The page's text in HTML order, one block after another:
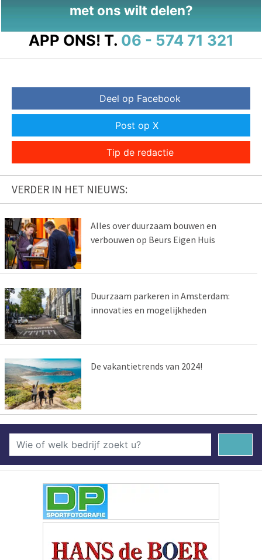
met ons wilt delen?
APP ONS! T. 06 - 574 71 321
Deel op Facebook
Post op X
Tip de redactie
VERDER IN HET NIEUWS:
Alles over duurzaam bouwen en
verbouwen op Beurs Eigen Huis
Duurzaam parkeren in Amsterdam:
innovaties en mogelijkheden
De vakantietrends van 2024!